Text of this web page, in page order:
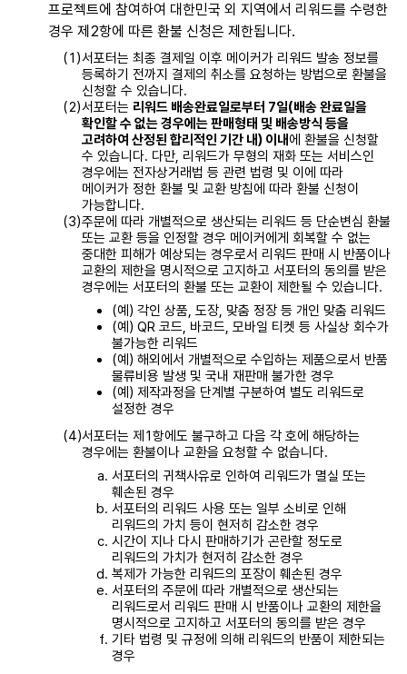
프로젝트에 참여하여 대한민국 외 지역에서 리워드를 수령한
경우 제2항에 따른 환불 신청은 제한됩니다.
서포터는 최종 결제일 이후 메이커가 리워드 발송 정보를
등록하기 전까지 결제의 취소를 요청하는 방법으로 환불을
신청할 수 있습니다.
서포터는 리워드 배송완료일로부터 7일(배송 완료일을
확인할 수 없는 경우에는 판매형태 및 배송방식 등을
고려하여 산정된 합리적인 기간 내) 이내에 환불을 신청할
수 있습니다. 다만, 리워드가 무형의 재화 또는 서비스인
경우에는 전자상거래법 등 관련 법령 및 이에 따라
메이커가 정한 환불 및 교환 방침에 따라 환불 신청이
가능합니다.
주문에 따라 개별적으로 생산되는 리워드 등 단순변심 환불
또는 교환 등을 인정할 경우 메이커에게 회복할 수 없는
중대한 피해가 예상되는 경우로서 리워드 판매 시 반품이나
교환의 제한을 명시적으로 고지하고 서포터의 동의를 받은
경우에는 서포터의 환불 또는 교환이 제한될 수 있습니다.
(예) 각인 상품, 도장, 맞춤 정장 등 개인 맞춤 리워드
(예) QR 코드, 바코드, 모바일 티켓 등 사실상 회수가
불가능한 리워드
(예) 해외에서 개별적으로 수입하는 제품으로서 반품
물류비용 발생 및 국내 재판매 불가한 경우
(예) 제작과정을 단계별 구분하여 별도 리워드로
설정한 경우
서포터는 제1항에도 불구하고 다음 각 호에 해당하는
경우에는 환불이나 교환을 요청할 수 없습니다.
서포터의 귀책사유로 인하여 리워드가 멸실 또는
훼손된 경우
서포터의 리워드 사용 또는 일부 소비로 인해
리워드의 가치 등이 현저히 감소한 경우
시간이 지나 다시 판매하기가 곤란할 정도로
리워드의 가치가 현저히 감소한 경우
복제가 가능한 리워드의 포장이 훼손된 경우
서포터의 주문에 따라 개별적으로 생산되는
리워드로서 리워드 판매 시 반품이나 교환의 제한을
명시적으로 고지하고 서포터의 동의를 받은 경우
기타 법령 및 규정에 의해 리워드의 반품이 제한되는
경우